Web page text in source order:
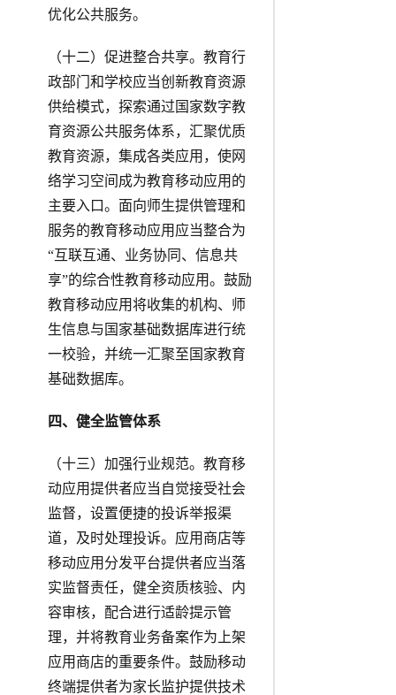
优化公共服务。
（十二）促进整合共享。教育行
政部门和学校应当创新教育资源
供给模式，探索通过国家数字教
育资源公共服务体系，汇聚优质
教育资源，集成各类应用，使网
络学习空间成为教育移动应用的
主要入口。面向师生提供管理和
服务的教育移动应用应当整合为
“互联互通、业务协同、信息共
享”的综合性教育移动应用。鼓励
教育移动应用将收集的机构、师
生信息与国家基础数据库进行统
一校验，并统一汇聚至国家教育
基础数据库。
四、健全监管体系
（十三）加强行业规范。教育移
动应用提供者应当自觉接受社会
监督，设置便捷的投诉举报渠
道，及时处理投诉。应用商店等
移动应用分发平台提供者应当落
实监督责任，健全资质核验、内
容审核，配合进行适龄提示管
理，并将教育业务备案作为上架
应用商店的重要条件。鼓励移动
终端提供者为家长监护提供技术